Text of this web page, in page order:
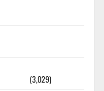
(3,029)